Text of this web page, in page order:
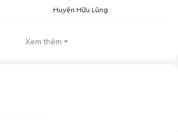
Huyện Hữu Lũng
Xem thêm